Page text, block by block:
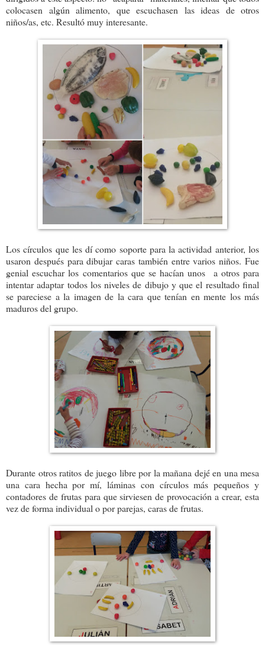
colocasen algún alimento, que escuchasen las ideas de otros
niños/as, etc. Resultó muy interesante.
Los círculos que les dí como soporte para la actividad anterior, los
usaron después para dibujar caras también entre varios niños. Fue
genial escuchar los comentarios que se hacían unos a otros para
intentar adaptar todos los niveles de dibujo y que el resultado final
se pareciese a la imagen de la cara que tenían en mente los más
maduros del grupo.
Durante otros ratitos de juego libre por la mañana dejé en una mesa
una cara hecha por mí, láminas con círculos más pequeños y
contadores de frutas para que sirviesen de provocación a crear, esta
vez de forma individual o por parejas, caras de frutas.